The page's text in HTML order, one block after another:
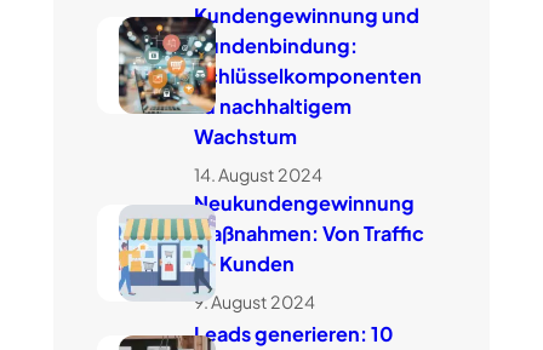
Kundengewinnung und
Kundenbindung:
Schlüsselkomponenten
zu nachhaltigem
Wachstum
14. August 2024
Neukundengewinnung
Maßnahmen: Von Traffic
zu Kunden
9. August 2024
Leads generieren: 10